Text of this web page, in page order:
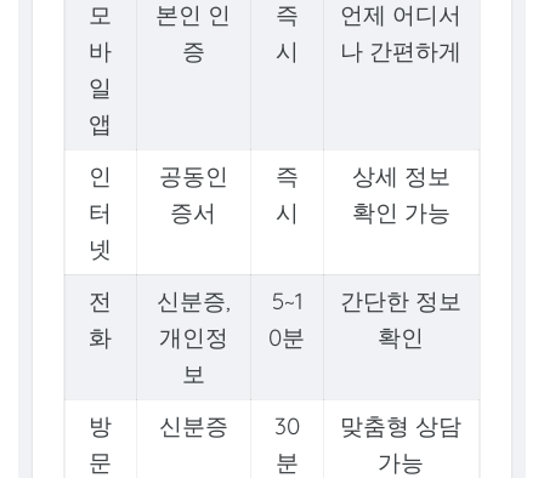
모
바
일
앱
본인 인
증
즉
시
언제 어디서
나 간편하게
인
터
넷
공동인
증서
즉
시
상세 정보
확인 가능
전
화
신분증,
개인정
보
5~1
0분
간단한 정보
확인
방
문
신분증
30
분
맞춤형 상담
가능